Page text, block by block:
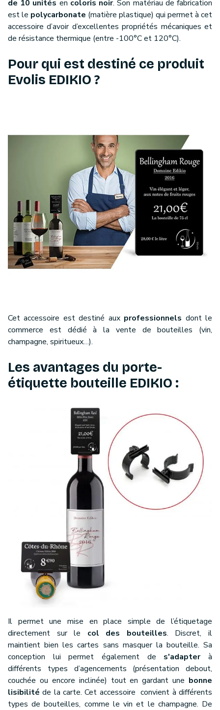
de 10 unités en coloris noir. Son matériau de fabrication
est le polycarbonate (matière plastique) qui permet à cet
accessoire d’avoir d’excellentes propriétés mécaniques et
de résistance thermique (entre -100°C et 120°C).
Pour qui est destiné ce produit
Evolis EDIKIO ?
Cet accessoire est destiné aux professionnels dont le
commerce est dédié à la vente de bouteilles (vin,
champagne, spiritueux…).
Les avantages du porte-
étiquette bouteille EDIKIO :
Il permet une mise en place simple de l’étiquetage
directement sur le col des bouteilles. Discret, il
maintient bien les cartes sans masquer la bouteille. Sa
conception lui permet également de s'adapterà
différents types d’agencements (présentation debout,
couchée ou encore inclinée) tout en gardant une bonne
lisibilité de la carte. Cet accessoire convient à différents
types de bouteilles, comme le vin et le champagne. De